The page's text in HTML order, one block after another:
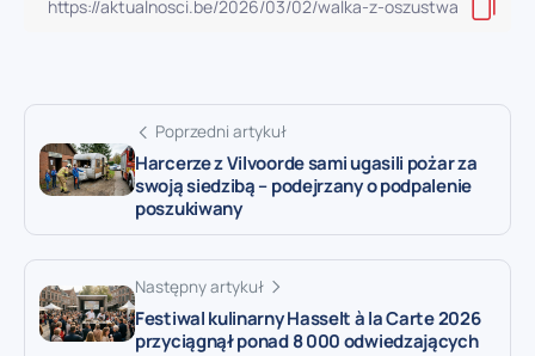
Poprzedni artykuł
Harcerze z Vilvoorde sami ugasili pożar za
swoją siedzibą – podejrzany o podpalenie
poszukiwany
Następny artykuł
Festiwal kulinarny Hasselt à la Carte 2026
przyciągnął ponad 8 000 odwiedzających